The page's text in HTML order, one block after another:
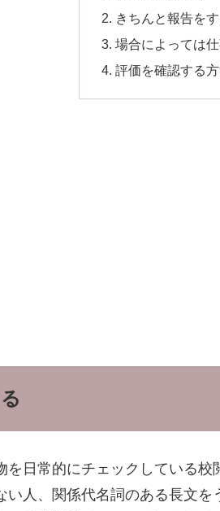
きちんと報告を
場合によっては
評価を確認する
を日常的にチェックしている
い人、関係代名詞のある長文